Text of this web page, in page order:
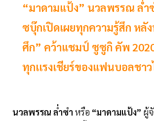
“มาดามแป้ง” นวลพรรณ ล่ำ
ซบุ๊กเปิดเผยทุกความรู้สึก หลั
ศึก” คว้าแชมป์ ซูซูกิ คัพ
ทุกเเรงเชียร์ของแฟนบอลชา
นวลพรรณ ล่ำซำ หรือ “มาดามแป้ง” ผู้